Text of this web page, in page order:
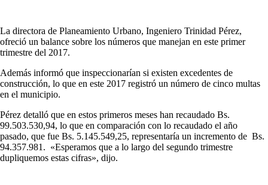
La directora de Planeamiento Urbano, Ingeniero Trinidad Pérez,
ofreció un balance sobre los números que manejan en este primer
trimestre del 2017.
Además informó que inspeccionarían si existen excedentes de
construcción, lo que en este 2017 registró un número de cinco multas
en el municipio.
Pérez detalló que en estos primeros meses han recaudado Bs.
99.503.530,94, lo que en comparación con lo recaudado el año
pasado, que fue Bs. 5.145.549,25, representaría un incremento de Bs.
94.357.981. «Esperamos que a lo largo del segundo trimestre
dupliquemos estas cifras», dijo.